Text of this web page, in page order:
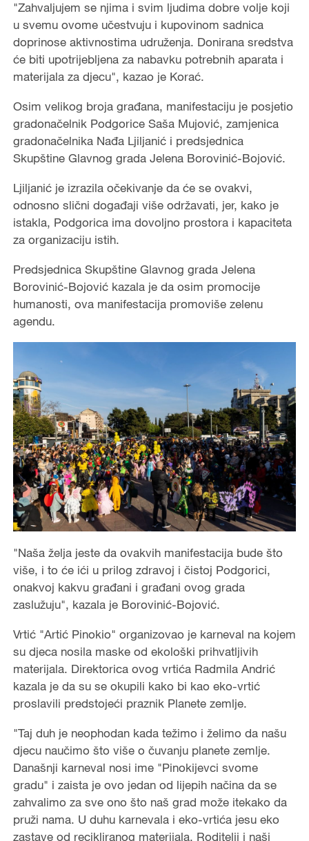
"Zahvaljujem se njima i svim ljudima dobre volje koji
u svemu ovome učestvuju i kupovinom sadnica
doprinose aktivnostima udruženja. Donirana sredstva
će biti upotrijebljena za nabavku potrebnih aparata i
materijala za djecu", kazao je Korać.
Osim velikog broja građana, manifestaciju je posjetio
gradonačelnik Podgorice Saša Mujović, zamjenica
gradonačelnika Nađa Ljiljanić i predsjednica
Skupštine Glavnog grada Jelena Borovinić-Bojović.
Ljiljanić je izrazila očekivanje da će se ovakvi,
odnosno slični događaji više održavati, jer, kako je
istakla, Podgorica ima dovoljno prostora i kapaciteta
za organizaciju istih.
Predsjednica Skupštine Glavnog grada Jelena
Borovinić-Bojović kazala je da osim promocije
humanosti, ova manifestacija promoviše zelenu
agendu.
"Naša želja jeste da ovakvih manifestacija bude što
više, i to će ići u prilog zdravoj i čistoj Podgorici,
onakvoj kakvu građani i građani ovog grada
zaslužuju", kazala je Borovinić-Bojović.
Vrtić "Artić Pinokio" organizovao je karneval na kojem
su djeca nosila maske od ekološki prihvatljivih
materijala. Direktorica ovog vrtića Radmila Andrić
kazala je da su se okupili kako bi kao eko-vrtić
proslavili predstojeći praznik Planete zemlje.
"Taj duh je neophodan kada težimo i želimo da našu
djecu naučimo što više o čuvanju planete zemlje.
Današnji karneval nosi ime "Pinokijevci svome
gradu" i zaista je ovo jedan od lijepih načina da se
zahvalimo za sve ono što naš grad može itekako da
pruži nama. U duhu karnevala i eko-vrtića jesu eko
zastave od recikliranog materijala. Roditelji i naši